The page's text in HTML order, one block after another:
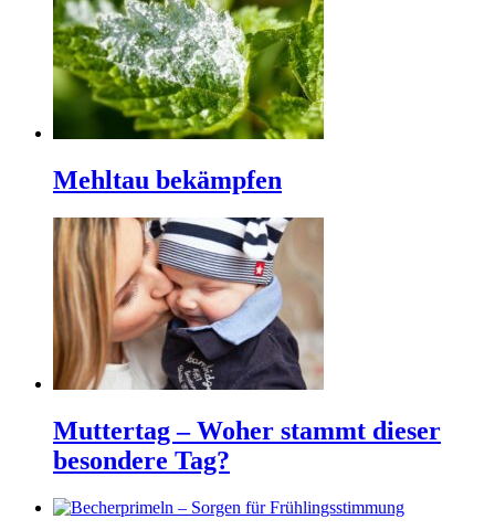
Mehltau bekämpfen
Muttertag – Woher stammt dieser
besondere Tag?